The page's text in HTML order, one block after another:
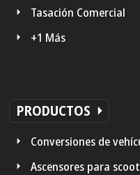
Tasación Comercial
+1 Más
PRODUCTOS
Conversiones de
Ascensores para